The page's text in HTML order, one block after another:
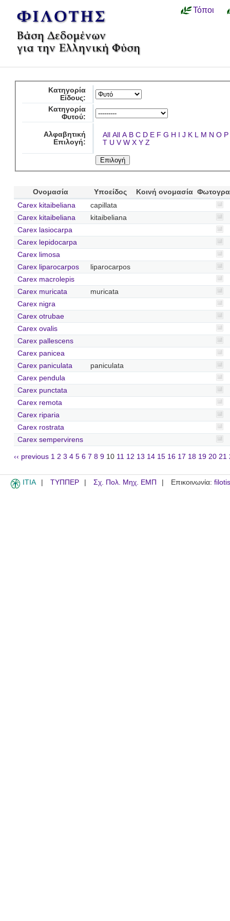
Τόποι
Κατηγορία
Είδους:
Κατηγορία
Φυτού:
Αλφαβητική
Επιλογή:
All All A B C D E F G H I J K L M N O P
T U V W X Y Z
Ονομασία Υποείδος Κοινή ονομασία
Carex kitaibeliana
capillata
Carex kitaibeliana
kitaibeliana
Carex lasiocarpa
Carex lepidocarpa
Carex limosa
Carex liparocarpos
liparocarpos
Carex macrolepis
Carex muricata
muricata
Carex nigra
Carex otrubae
Carex ovalis
Carex pallescens
Carex panicea
Carex paniculata
paniculata
Carex pendula
Carex punctata
Carex remota
Carex riparia
Carex rostrata
Carex sempervirens
‹‹ previous 1 2 3 4 5 6 7 8 9 10 11 12 13 14 15 16 17 18 19 20 21
ITIA ΤΥΠΠΕΡ Σχ. Πολ. Μηχ. ΕΜΠ Επικοινωνία: